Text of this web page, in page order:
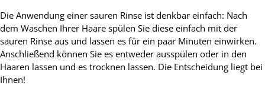
Die Anwendung einer sauren Rinse ist denkbar einfach: Nach
dem Waschen Ihrer Haare spülen Sie diese einfach mit der
sauren Rinse aus und lassen es für ein paar Minuten einwirken.
Anschließend können Sie es entweder ausspülen oder in den
Haaren lassen und es trocknen lassen. Die Entscheidung liegt bei
Ihnen!